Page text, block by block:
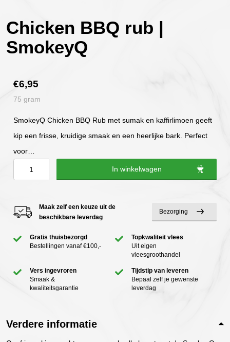
Chicken BBQ rub |
SmokeyQ
€6,95
75 gram
SmokeyQ Chicken BBQ Rub met sumak en kaffirlimoen geeft
kip een frisse, kruidige smaak en een heerlijke bark. Perfect
voor…
Chicken
BBQ
|
aantal
In winkelwagen
Maak zelf een keuze uit de
beschikbare leverdag
Bezorging
Gratis thuisbezorgd
Bestellingen vanaf €100,-
Topkwaliteit vlees
Uit eigen
vleesgroothandel
Vers ingevroren
Smaak &
kwaliteitsgarantie
Tijdstip van leveren
Bepaal zelf je gewenste
leverdag
Verdere informatie